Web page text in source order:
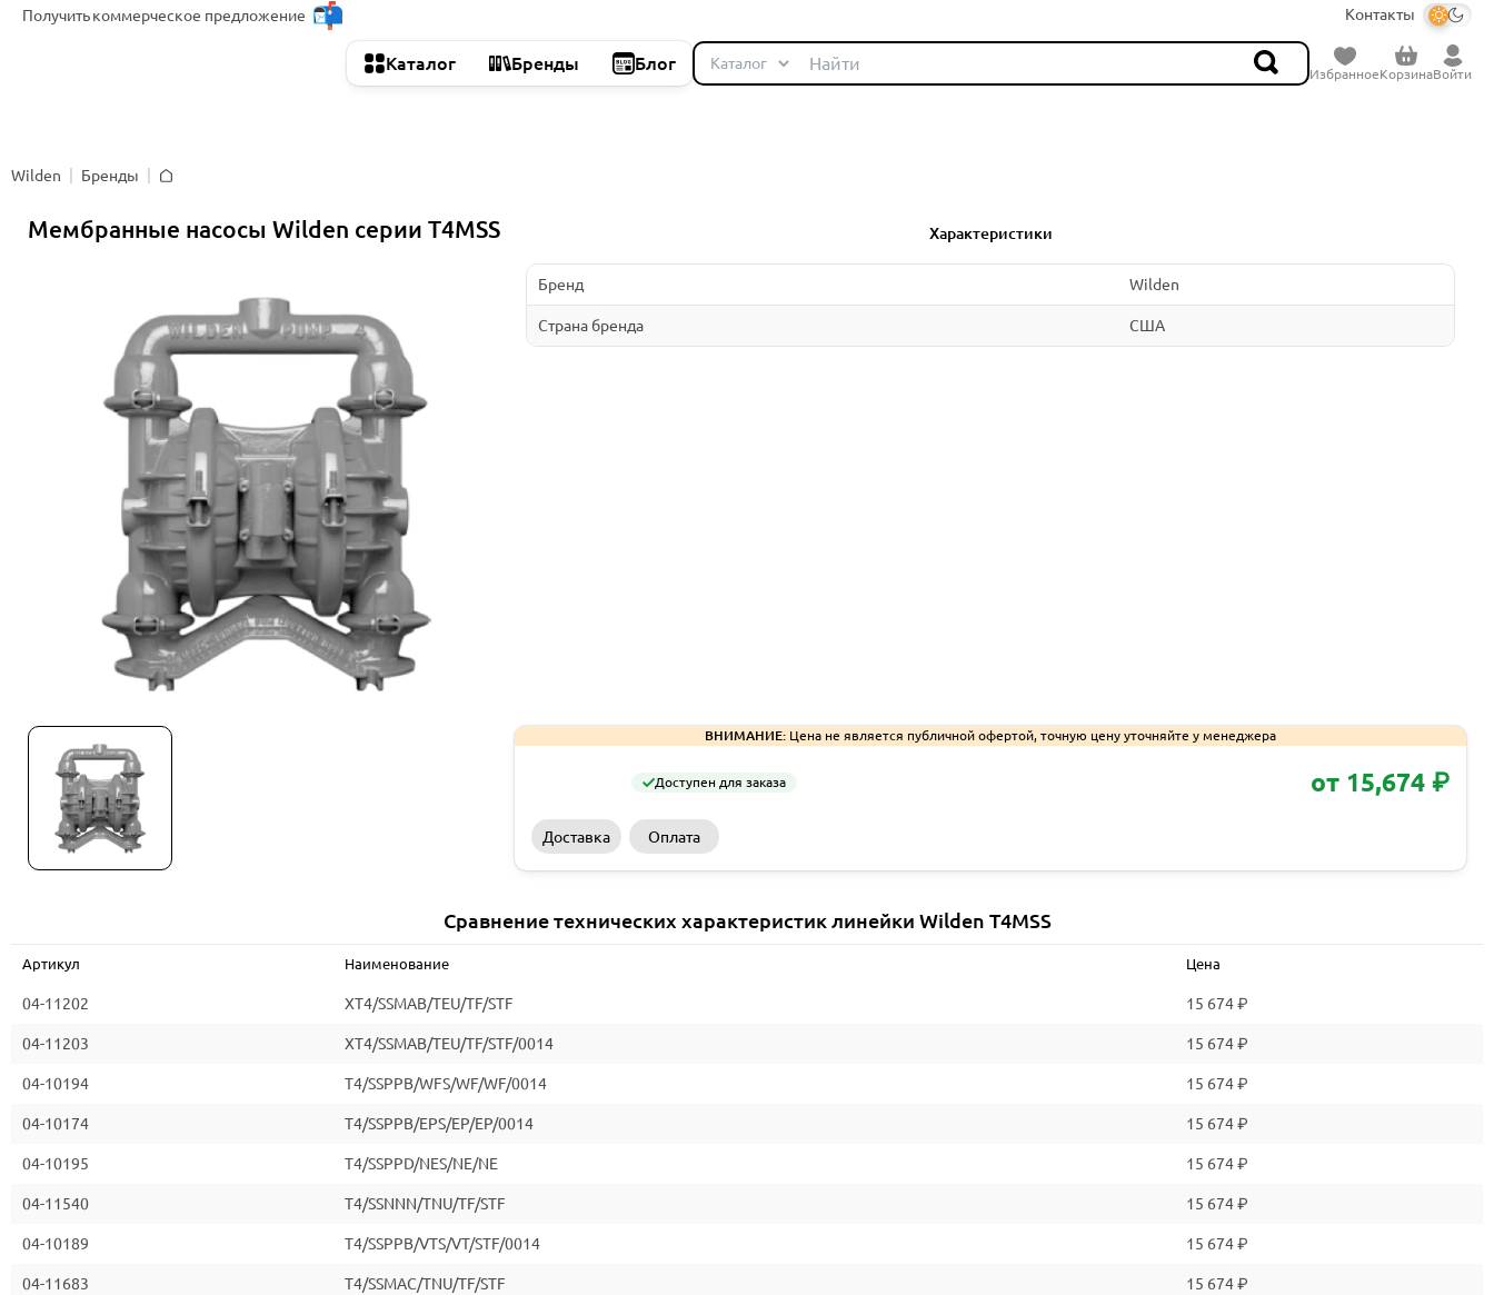
Получитькоммерческое предложение Контакты
Каталог Бренды Блог
ИзбранноеКорзинаВойти
Wilden
Бренды
Мембранные насосы Wilden серии T4MSS Характеристики
Бренд Wilden
Страна бренда США
ВНИМАНИЕ: Цена не является публичной офертой, точную цену уточняйте у менеджера
Доступен для заказа от 15,674 ₽
Доставка Оплата
Сравнение технических характеристик линейки Wilden T4MSS
Артикул Наименование Цена
04-11202 XT4/SSMAB/TEU/TF/STF 15 674 ₽
04-11203 XT4/SSMAB/TEU/TF/STF/0014 15 674 ₽
04-10194 T4/SSPPB/WFS/WF/WF/0014 15 674 ₽
04-10174 T4/SSPPB/EPS/EP/EP/0014 15 674 ₽
04-10195 T4/SSPPD/NES/NE/NE 15 674 ₽
04-11540 T4/SSNNN/TNU/TF/STF 15 674 ₽
04-10189 T4/SSPPB/VTS/VT/STF/0014 15 674 ₽
04-11683 T4/SSMAC/TNU/TF/STF 15 674 ₽